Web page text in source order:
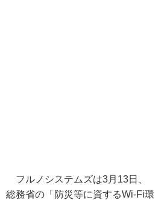
フルノシステムズは3月13日、
総務省の「防災等に資するWi-Fi環